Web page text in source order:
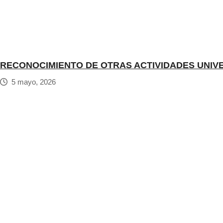
RECONOCIMIENTO DE OTRAS ACTIVIDADES
5 mayo, 2026